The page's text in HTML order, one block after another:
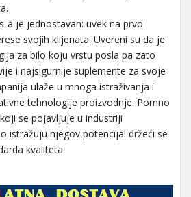
a je jednostavan: uvek na prvo
svojih klijenata. Uvereni su da je
za bilo koju vrstu posla pa zato
i najsigurnije suplemente za svoje
ulaže u mnoga istraživanja i
tehnologije proizvodnje. Pomno
se pojavljuje u industriji
istražuju njegov potencijal držeći se
kvaliteta.